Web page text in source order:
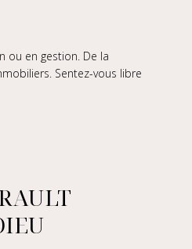
ou en gestion. De la
Sentez-vous libre